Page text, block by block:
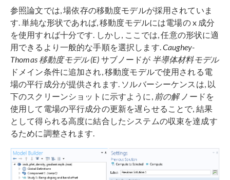
参照論文では, 場依存の移動度モデルが採用されていま
す. 単純な形状であれば, 移動度モデルには電場の x 成分
を使用すれば十分です. しかし, ここでは, 任意の形状に適
用できるより一般的な手順を選択します. Caughey-
Thomas 移動度モデル (E) サブノードが 半導体材料モデル
ドメイン条件に追加され, 移動度モデルで使用される電
場の平行成分が提供されます. ソルバーシーケンスは, 以
下のスクリーンショットに示すように, 前の解ノードを
使用して電場の平行成分の更新を遅らせることで, 結果
として得られる高度に結合したシステムの収束を達成す
るために調整されます.